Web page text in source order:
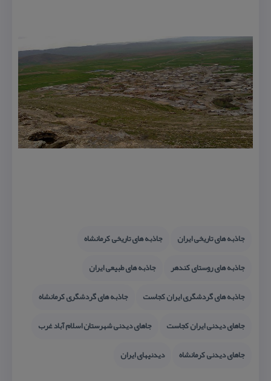
جاذبه های تاریخی ایران
جاذبه های تاریخی كرمانشاه
جاذبه های روستای كندهر
جاذبه های طبیعی ایران
جاذبه های گردشگری ایران كجاست
جاذبه های گردشگری كرمانشاه
جاهای دیدنی ایران كجاست
جاهای دیدنی شهرستان اسلام آباد غرب
جاهای دیدنی كرمانشاه
دیدنیهای ایران